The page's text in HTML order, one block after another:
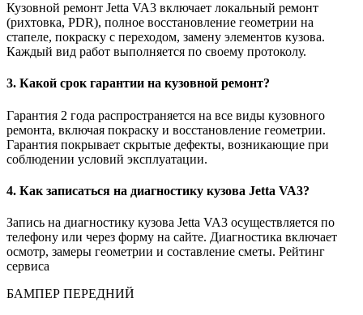
Кузовной ремонт Jetta VA3 включает локальный ремонт
(рихтовка, PDR), полное восстановление геометрии на
стапеле, покраску с переходом, замену элементов кузова.
Каждый вид работ выполняется по своему протоколу.
3. Какой срок гарантии на кузовной ремонт?
Гарантия 2 года распространяется на все виды кузовного
ремонта, включая покраску и восстановление геометрии.
Гарантия покрывает скрытые дефекты, возникающие при
соблюдении условий эксплуатации.
4. Как записаться на диагностику кузова Jetta VA3?
Запись на диагностику кузова Jetta VA3 осуществляется по
телефону или через форму на сайте. Диагностика включает
осмотр, замеры геометрии и составление сметы. Рейтинг
сервиса
БАМПЕР ПЕРЕДНИЙ